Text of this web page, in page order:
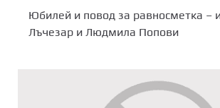
Юбилей и повод за равносметка –
Лъчезар и Людмила Попови